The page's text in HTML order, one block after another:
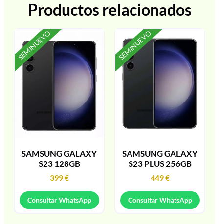
Productos relacionados
SEMINUEVO
SAMSUNG GALAXY
S23 128GB
399€
Consultar WhatsApp
SEMINUEVO
SAMSUNG GALAXY
S23 PLUS 256GB
449€
Consultar WhatsApp